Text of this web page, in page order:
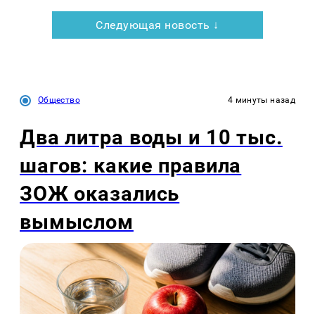
Следующая новость ↓
Общество 4 минуты назад
Два литра воды и 10 тыс.
шагов: какие правила
ЗОЖ оказались
вымыслом